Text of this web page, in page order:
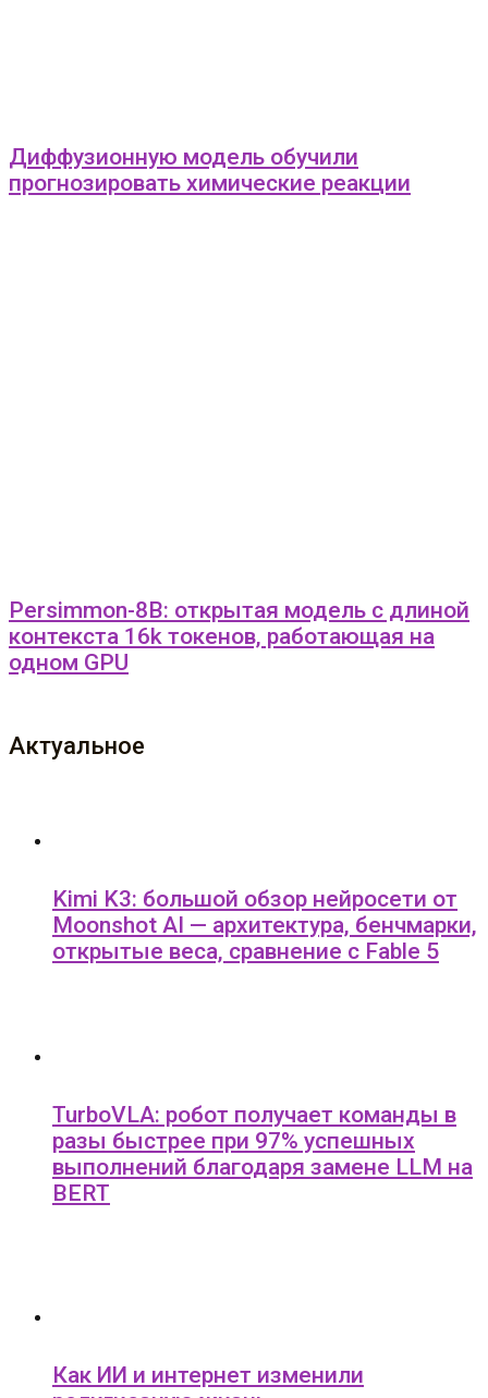
Диффузионную модель обучили
прогнозировать химические реакции
Persimmon-8B: открытая модель с длиной
контекста 16k токенов, работающая на
одном GPU
Актуальное
Kimi K3: большой обзор нейросети от
Moonshot AI — архитектура, бенчмарки,
открытые веса, сравнение с Fable 5
TurboVLA: робот получает команды в
разы быстрее при 97% успешных
выполнений благодаря замене LLM на
BERT
Как ИИ и интернет изменили